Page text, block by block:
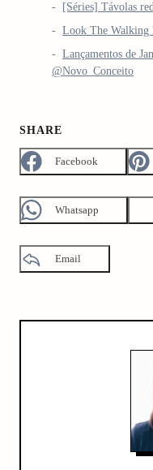
[Séries] Távolas
Look The Walking
Lançamentos de
@Novo_Conceito
SHARE
Facebook
Whatsapp
Email